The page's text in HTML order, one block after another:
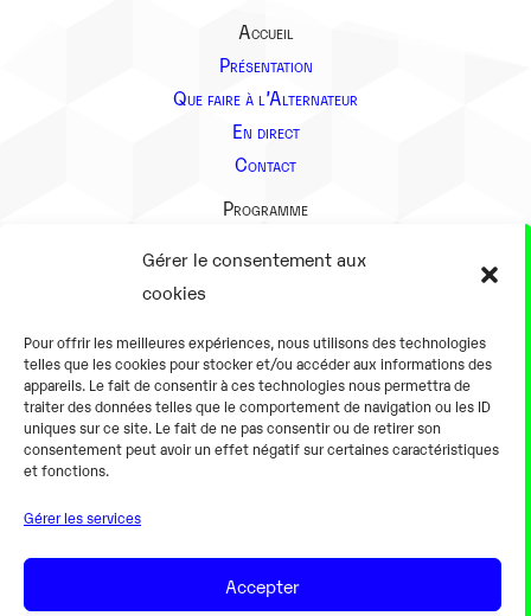
Gérer le consentement aux
cookies
Pour offrir les meilleures expériences, nous utilisons des technologies
telles que les cookies pour stocker et/ou accéder aux informations des
appareils. Le fait de consentir à ces technologies nous permettra de
traiter des données telles que le comportement de navigation ou les ID
uniques sur ce site. Le fait de ne pas consentir ou de retirer son
consentement peut avoir un effet négatif sur certaines caractéristiques
et fonctions.
Gérer les services
Accepter
Accueil
Présentation
Que faire à l’Alternateur
En direct
Contact
Programme
Présentation
En pratique
Tarifs et horaires
Salles
Équipements numériques
Gaming